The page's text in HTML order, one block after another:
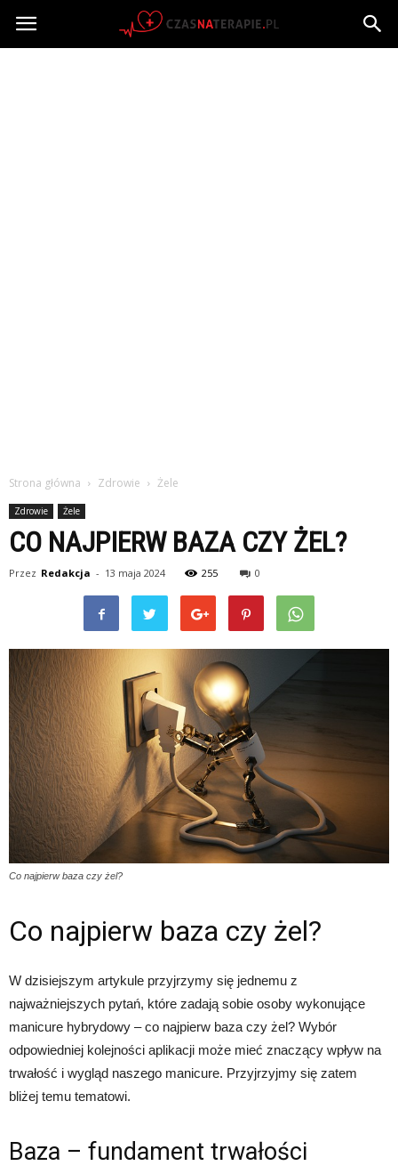
Czasnaterapie.pl
Strona główna Zdrowie Żele
Zdrowie Żele
CO NAJPIERW BAZA CZY ŻEL?
Przez Redakcja - 13 maja 2024 255 0
Co najpierw baza czy żel?
Co najpierw baza czy żel?
W dzisiejszym artykule przyjrzymy się jednemu z
najważniejszych pytań, które zadają sobie osoby wykonujące
manicure hybrydowy – co najpierw baza czy żel? Wybór
odpowiedniej kolejności aplikacji może mieć znaczący wpływ na
trwałość i wygląd naszego manicure. Przyjrzyjmy się zatem
bliżej temu tematowi.
Baza – fundament trwałości